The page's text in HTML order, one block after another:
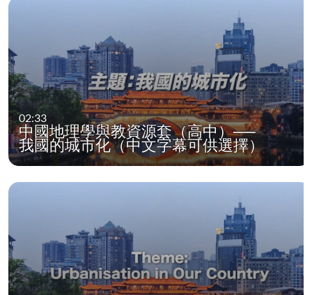
02:33
中國地理學與教資源套（高中）──
我國的城市化（中文字幕可供選擇）